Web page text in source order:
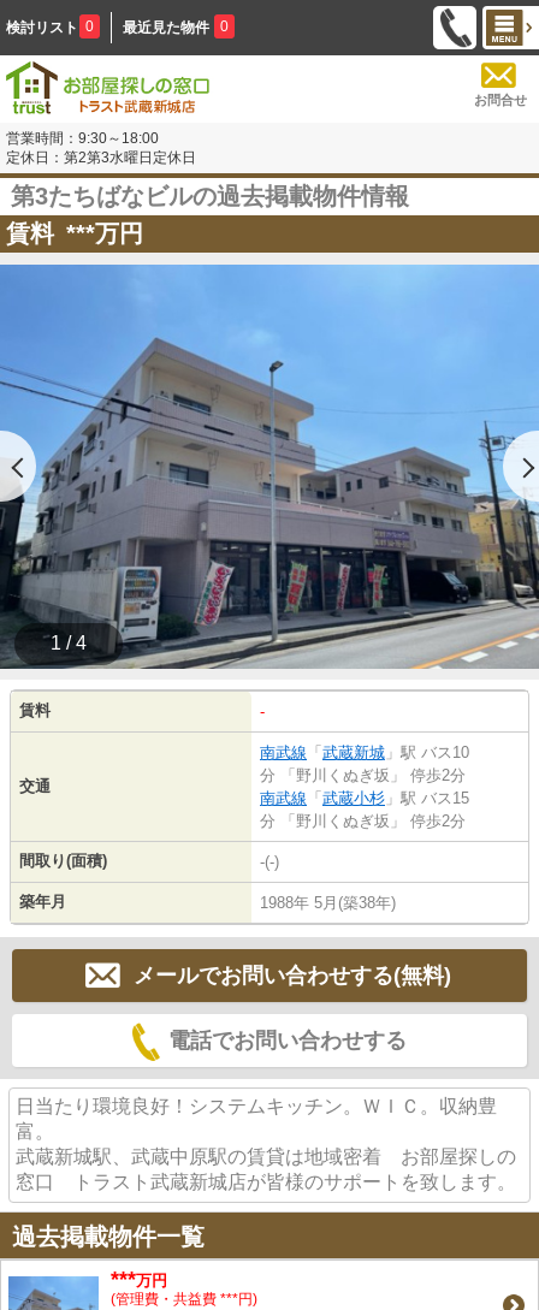
検討リスト 0 最近見た物件 0
お問合せ
営業時間：9:30～18:00
定休日：第2第3水曜日定休日
第3たちばなビルの過去掲載物件情報
賃料 ***万円
1 / 4
賃料 -
交通
南武線 「 武蔵新城 」駅 バス10
分 「野川くぬぎ坂」 停歩2分
南武線 「 武蔵小杉 」駅 バス15
分 「野川くぬぎ坂」 停歩2分
間取り(面積) -(-)
築年月 1988年 5月(築38年)
メールでお問い合わせする(無料)
電話でお問い合わせする
日当たり環境良好！システムキッチン。ＷＩＣ。収納豊
富。
武蔵新城駅、武蔵中原駅の賃貸は地域密着 お部屋探しの
窓口 トラスト武蔵新城店が皆様のサポートを致します。
過去掲載物件一覧
***万円
(管理費・共益費 ***円)